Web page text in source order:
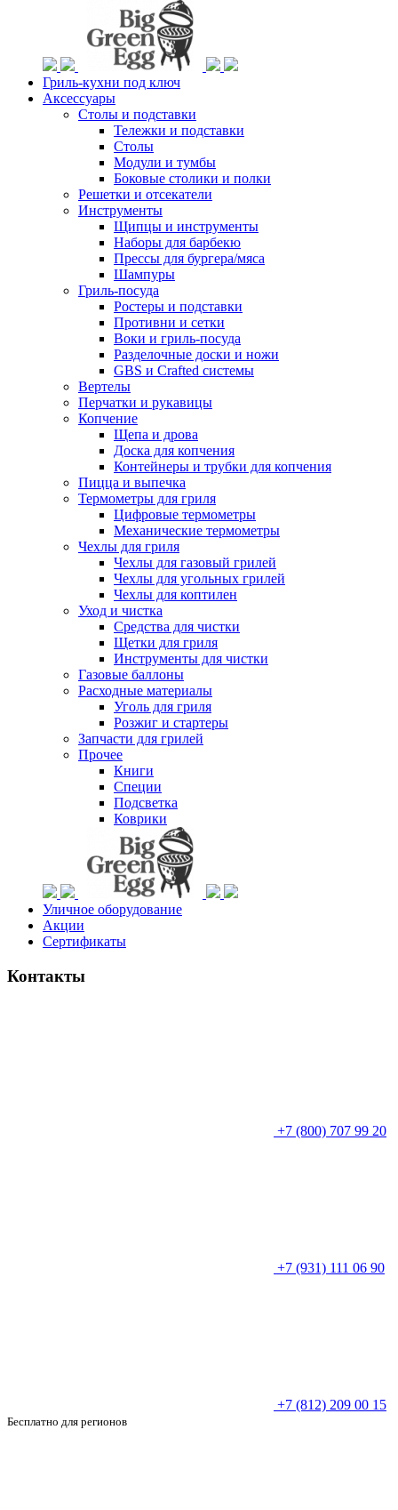
Гриль-кухни под ключ
Аксессуары
Столы и подставки
Тележки и подставки
Столы
Модули и тумбы
Боковые столики и полки
Решетки и отсекатели
Инструменты
Щипцы и инструменты
Наборы для барбекю
Прессы для бургера/мяса
Шампуры
Гриль-посуда
Ростеры и подставки
Противни и сетки
Воки и гриль-посуда
Разделочные доски и ножи
GBS и Crafted системы
Вертелы
Перчатки и рукавицы
Копчение
Щепа и дрова
Доска для копчения
Контейнеры и трубки для копчения
Пицца и выпечка
Термометры для гриля
Цифровые термометры
Механические термометры
Чехлы для гриля
Чехлы для газовый грилей
Чехлы для угольных грилей
Чехлы для коптилен
Уход и чистка
Средства для чистки
Щетки для гриля
Инструменты для чистки
Газовые баллоны
Расходные материалы
Уголь для гриля
Розжиг и стартеры
Запчасти для грилей
Прочее
Книги
Специи
Подсветка
Коврики
Уличное оборудование
Акции
Сертификаты
Контакты
+7 (800) 707 99 20
+7 (931) 111 06 90
+7 (812) 209 00 15
Бесплатно для регионов